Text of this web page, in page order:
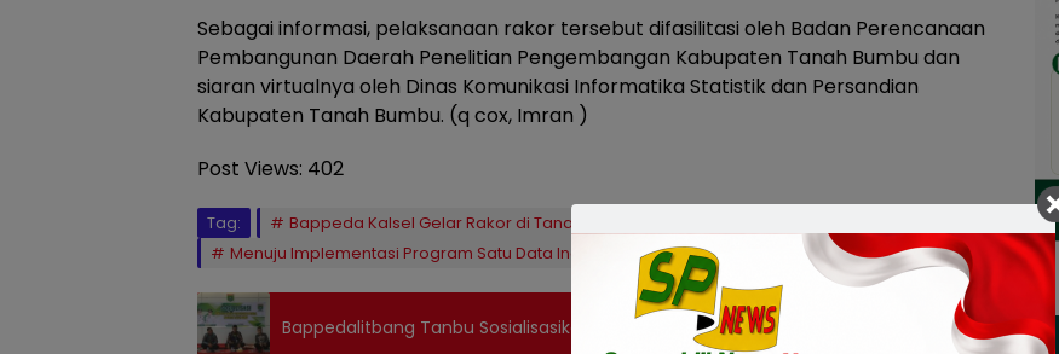
Sebagai informasi, pelaksanaan rakor tersebut difasilitasi oleh Badan Perencanaan
Pembangunan Daerah Penelitian Pengembangan Kabupaten Tanah Bumbu dan
siaran virtualnya oleh Dinas Komunikasi Informatika Statistik dan Persandian
Kabupaten Tanah Bumbu. (q cox, Imran )
Post Views: 402
Tag: Bappeda Kalsel Gelar Rakor di Tanah Bumbu
Menuju Implementasi Program Satu Data Indonesia
suarapubliknews tanah bumbu
Bappedalitbang Tanbu Sosialisasikan Indek Pembangunan Pemuda